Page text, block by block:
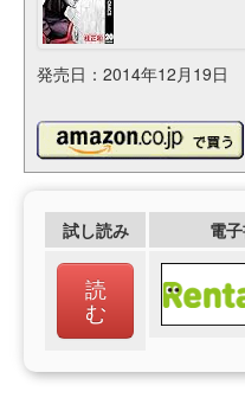
発売日：2014年12月19日
試し読み 電
読
む